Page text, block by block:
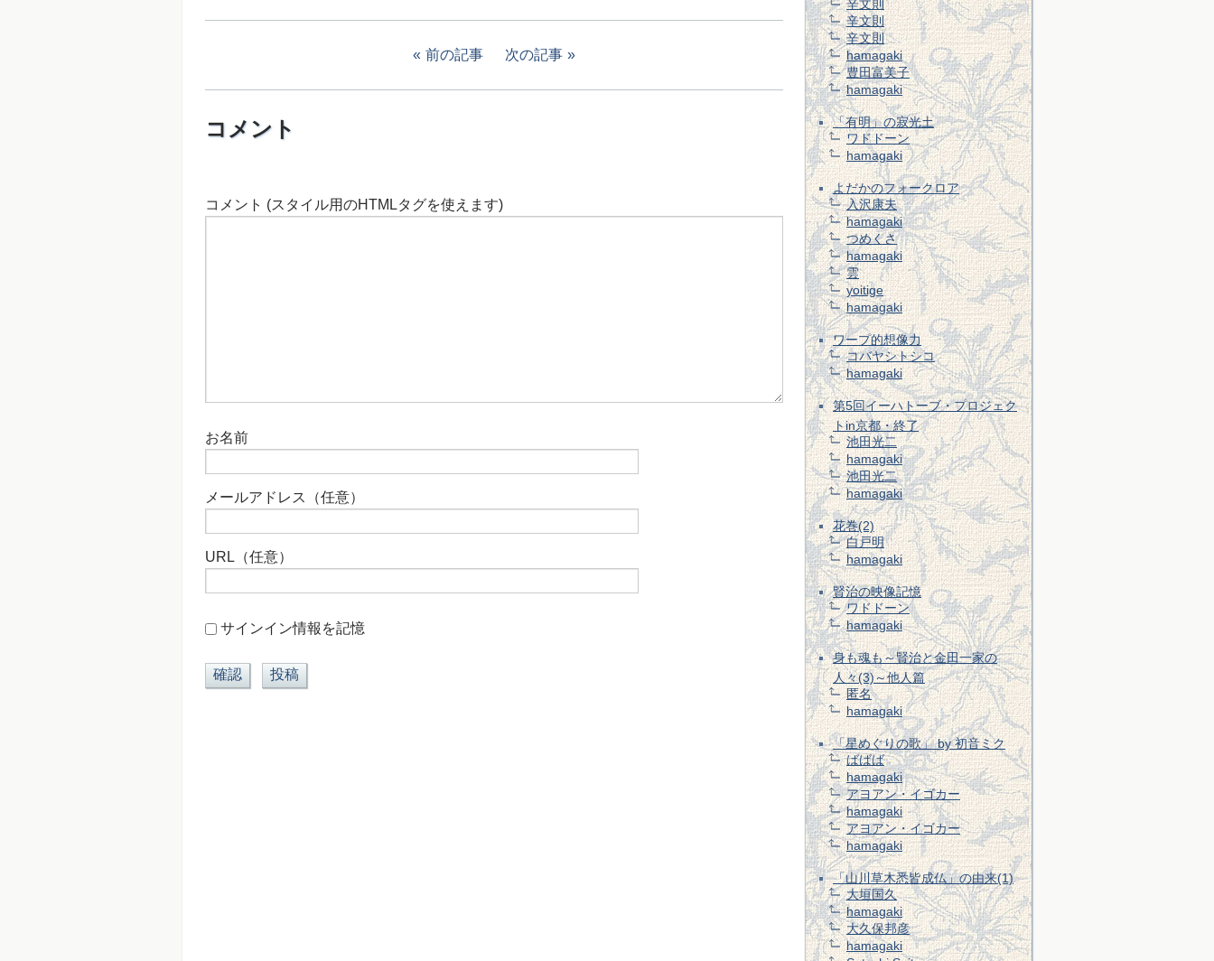
前の記事 次の記事
コメント
コメント (スタイル用のHTMLタグを使えます)
お名前
メールアドレス（任意）
URL（任意）
サインイン情報を記憶
辛文則
辛文則
辛文則
hamagaki
豊田富美子
hamagaki
「有明」の寂光土
ワドドーン
hamagaki
よだかのフォークロア
入沢康夫
hamagaki
つめくさ
hamagaki
雲
yoitige
hamagaki
ワープ的想像力
コバヤシトシコ
hamagaki
第5回イーハトーブ・プロジェク
トin京都・終了
池田光二
hamagaki
池田光二
hamagaki
花巻(2)
白戸明
hamagaki
賢治の映像記憶
ワドドーン
hamagaki
身も魂も～賢治と金田一家の
人々(3)～他人篇
匿名
hamagaki
「星めぐりの歌」 by 初音ミク
ばばば
hamagaki
アヨアン・イゴカー
hamagaki
アヨアン・イゴカー
hamagaki
「山川草木悉皆成仏」の由来(1)
大垣国久
hamagaki
大久保邦彦
hamagaki